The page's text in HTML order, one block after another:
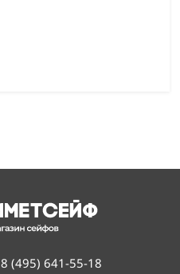
8 (495) 641-55-18